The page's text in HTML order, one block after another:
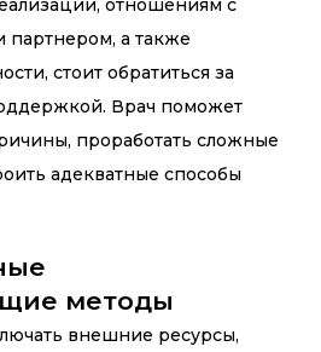
отношениям с
партнером, а также
стоит обратиться за
Врач поможет
проработать сложные
адекватные способы
методы
внешние ресурсы,